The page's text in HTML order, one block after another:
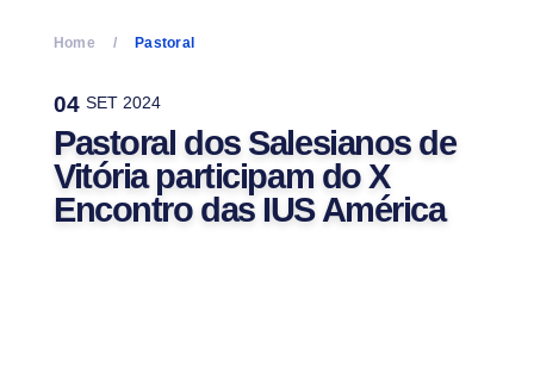
Home Pastoral
04 SET 2024
Pastoral dos Salesianos de
Vitória participam do X
Encontro das IUS América